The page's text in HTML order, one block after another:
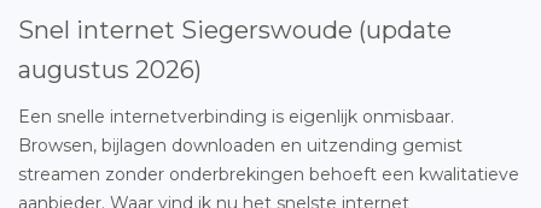
Snel internet Siegerswoude (update
augustus 2026)
Een snelle internetverbinding is eigenlijk onmisbaar.
Browsen, bijlagen downloaden en uitzending gemist
streamen zonder onderbrekingen behoeft een kwalitatieve
aanbieder. Waar vind ik nu het snelste internet